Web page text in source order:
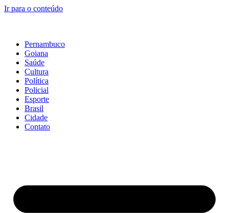
Ir para o conteúdo
Pernambuco
Goiana
Saúde
Cultura
Política
Policial
Esporte
Brasil
Cidade
Contato